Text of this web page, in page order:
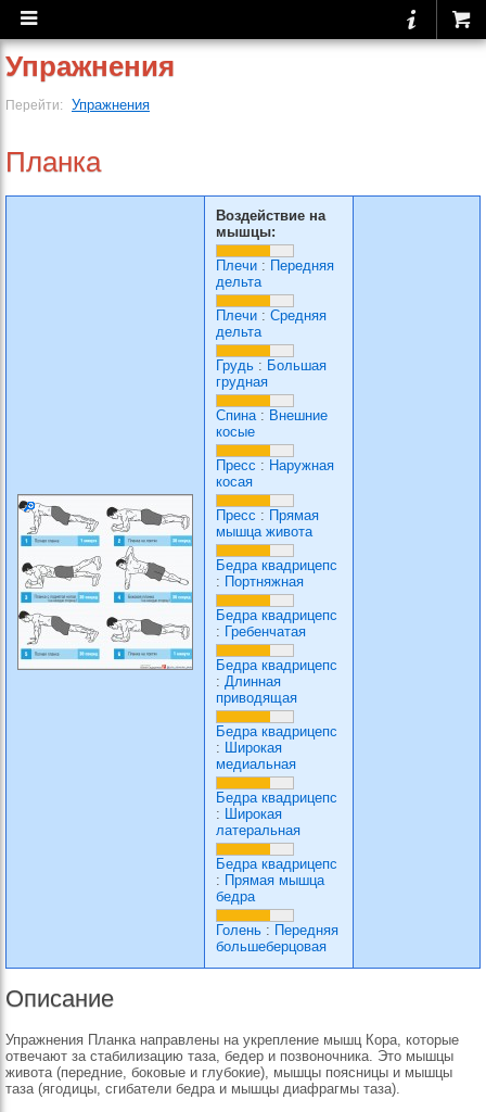
Упражнения
Перейти: Упражнения
Планка
Воздействие на
мышцы:
Плечи : Передняя
дельта
Плечи : Средняя
дельта
Грудь : Большая
грудная
Спина: Внешние
косые
Пресс : Наружная
косая
Пресс : Прямая
мышца живота
Бедра квадрицепс
: Портняжная
Бедра квадрицепс
: Гребенчатая
Бедра квадрицепс
: Длинная
приводящая
Бедра квадрицепс
: Широкая
медиальная
Бедра квадрицепс
: Широкая
латеральная
Бедра квадрицепс
: Прямая мышца
бедра
Голень : Передняя
большеберцовая
Описание
Упражнения Планка направлены на укрепление мышц Кора, которые
отвечают за стабилизацию таза, бедер и позвоночника. Это мышцы
живота (передние, боковые и глубокие), мышцы поясницы и мышцы
таза (ягодицы, сгибатели бедра и мышцы диафрагмы таза).